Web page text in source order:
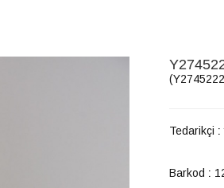
Tedarikçi :
Barkod :